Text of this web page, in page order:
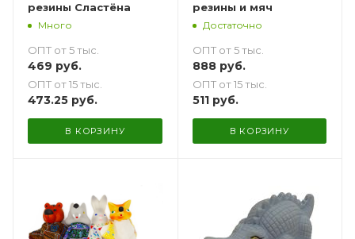
резины Сластёна
Много
ОПТ от 5 тыс.
469 руб.
ОПТ от 15 тыс.
473.25 руб.
В КОРЗИНУ
резины и мяч
Достаточно
ОПТ от 5 тыс.
888руб.
ОПТ от 15 тыс.
511руб.
В КОРЗИНУ